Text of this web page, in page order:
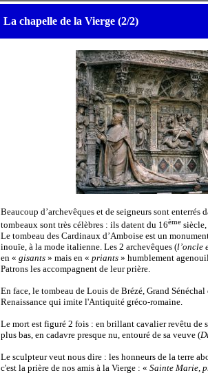
La chapelle de la Vierge (2/2)
Beaucoup d’archevêques et de seigneurs sont enterrés
tombeaux sont très célèbres : ils datent du 16ème siècle,
Le tombeau des Cardinaux d’Amboise est un
inouïe, à la mode italienne. Les 2 archevêques (l’oncle
en « gisants » mais en « priants » humblement
Patrons les accompagnent de leur prière.
En face, le tombeau de Louis de Brézé, Grand
Renaissance qui imite l'Antiquité gréco-romaine.
Le mort est figuré 2 fois : en brillant cavalier revêtu de
plus bas, en cadavre presque nu, entouré de sa veuve (
Le sculpteur veut nous dire : les honneurs de la terre
c'est la prière de nos amis à la Vierge : « Sainte Marie,